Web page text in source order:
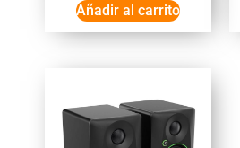
Añadir al carrito